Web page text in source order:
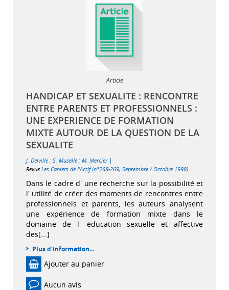
Article
HANDICAP ET SEXUALITE : RENCONTRE
ENTRE PARENTS ET PROFESSIONNELS :
UNE EXPERIENCE DE FORMATION
MIXTE AUTOUR DE LA QUESTION DE LA
SEXUALITE
J. Delville ; S. Muselle ; M. Mercier |
Revue Les Cahiers de l'Actif (n°268-269, Septembre / Octobre 1998)
Dans le cadre d' une recherche sur la possibilité et
l' utilité de créer des moments de rencontres entre
professionnels et parents, les auteurs analysent
une expérience de formation mixte dans le
domaine de l' éducation sexuelle et affective
des[...]
Plus d'information...
Ajouter au panier
Aucun avis